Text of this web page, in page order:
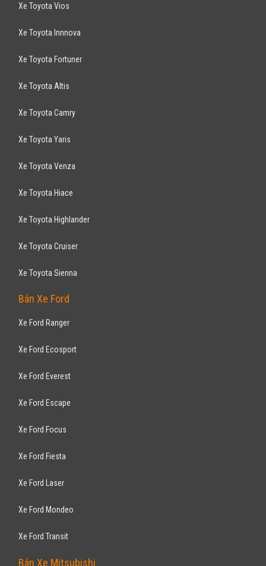
Xe Toyota Vios
Xe Toyota Innnova
Xe Toyota Fortuner
Xe Toyota Altis
Xe Toyota Camry
Xe Toyota Yaris
Xe Toyota Venza
Xe Toyota Hiace
Xe Toyota Highlander
Xe Toyota Cruiser
Xe Toyota Sienna
Bán Xe Ford
Xe Ford Ranger
Xe Ford Ecosport
Xe Ford Everest
Xe Ford Escape
Xe Ford Focus
Xe Ford Fiesta
Xe Ford Laser
Xe Ford Mondeo
Xe Ford Transit
Bán Xe Mitsubishi